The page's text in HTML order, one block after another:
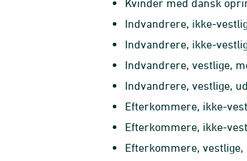
Kvinder med dansk
Indvandrere, ikke-
Indvandrere, ikke-
Indvandrere, vestlige,
Indvandrere, vestlige,
Efterkommere, ikke-
Efterkommere, ikke-
Efterkommere,